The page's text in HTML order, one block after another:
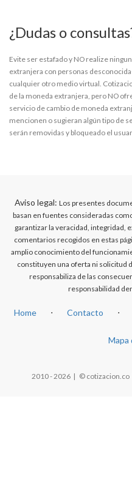
¿Dudas o
Evite ser estafado y NO realize
extranjera con personas
cualquier otro medio virtual.
de la moneda extranjera, pero NO
servicio de cambio de moneda
mencionen o sugieran algún tipo de
serán removidas y bloqueado el
Aviso legal: Los presentes
basan en fuentes consideradas
garantizar la veracidad, integridad,
comentarios recogidos en estas
amplio conocimiento del
constituyen una oferta ni solicitud
responsabiliza de las
responsabilidad
Home ⋅ Contacto ⋅
Mapa
2010 - 2026 | ©